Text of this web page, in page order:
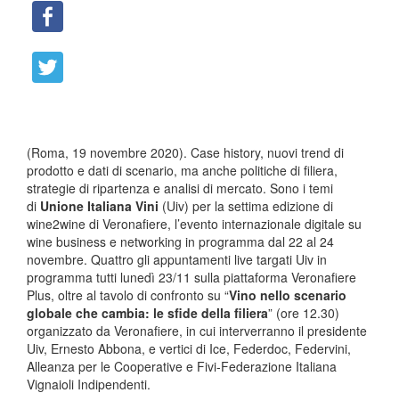
(Roma, 19 novembre 2020). Case history, nuovi trend di
prodotto e dati di scenario, ma anche politiche di filiera,
strategie di ripartenza e analisi di mercato. Sono i temi
di Unione Italiana Vini (Uiv) per la settima edizione di
wine2wine di Veronafiere, l’evento internazionale digitale su
wine business e networking in programma dal 22 al 24
novembre. Quattro gli appuntamenti live targati Uiv in
programma tutti lunedì 23/11 sulla piattaforma Veronafiere
Plus, oltre al tavolo di confronto su “Vino nello scenario
globale che cambia: le sfide della filiera” (ore 12.30)
organizzato da Veronafiere, in cui interverranno il presidente
Uiv, Ernesto Abbona, e vertici di Ice, Federdoc, Federvini,
Alleanza per le Cooperative e Fivi-Federazione Italiana
Vignaioli Indipendenti.